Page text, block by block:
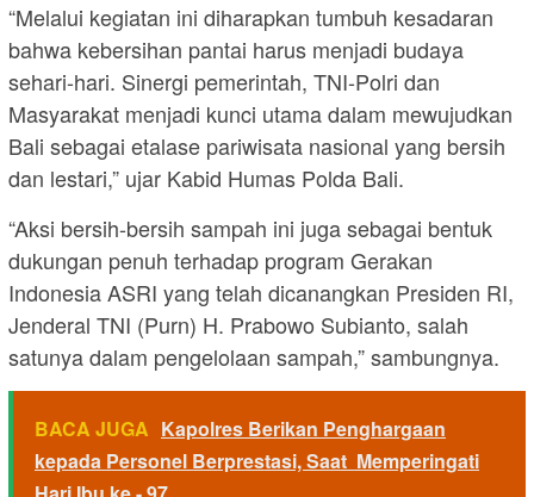
“Melalui kegiatan ini diharapkan tumbuh kesadaran
bahwa kebersihan pantai harus menjadi budaya
sehari-hari. Sinergi pemerintah, TNI-Polri dan
Masyarakat menjadi kunci utama dalam mewujudkan
Bali sebagai etalase pariwisata nasional yang bersih
dan lestari,” ujar Kabid Humas Polda Bali.
“Aksi bersih-bersih sampah ini juga sebagai bentuk
dukungan penuh terhadap program Gerakan
Indonesia ASRI yang telah dicanangkan Presiden RI,
Jenderal TNI (Purn) H. Prabowo Subianto, salah
satunya dalam pengelolaan sampah,” sambungnya.
BACA JUGA Kapolres Berikan Penghargaan
kepada Personel Berprestasi, Saat Memperingati